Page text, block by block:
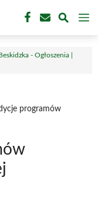
- Ogłoszenia |
programów